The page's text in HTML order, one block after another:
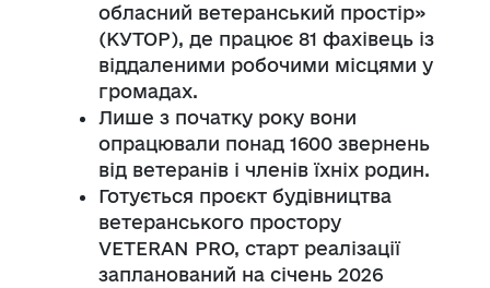
обласний ветеранський простір»
(КУТОР), де працює 81 фахівець із
віддаленими робочими місцями у
громадах.
Лише з початку року вони
опрацювали понад 1600 звернень
від ветеранів і членів їхніх родин.
Готується проєкт будівництва
ветеранського простору
VETERAN PRO, старт реалізації
запланований на січень 2026